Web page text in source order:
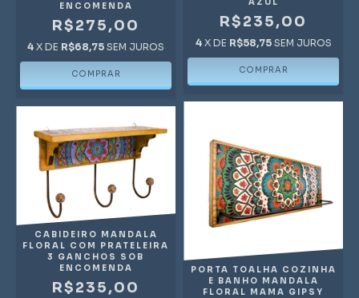
ENCOMENDA
R$275,00
4 X DE R$68,75 SEM JUROS
R$235,00
4 X DE R$58,75 SEM JUROS
CABIDEIRO MANDALA
FLORAL COM PRATELEIRA
3 GANCHOS SOB
ENCOMENDA
R$235,00
PORTA TOALHA COZINHA
E BANHO MANDALA
FLORAL MAMA GIPSY